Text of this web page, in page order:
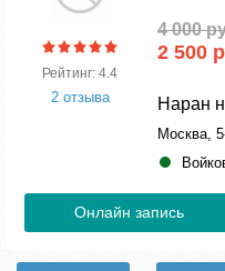
Рейтинг: 4.4
2 отзыва
4 000
2 500
Наран
Москва,
Онлайн запись